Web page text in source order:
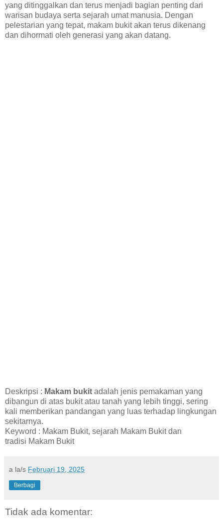
yang ditinggalkan dan terus menjadi bagian penting dari
warisan budaya serta sejarah umat manusia. Dengan
pelestarian yang tepat, makam bukit akan terus dikenang
dan dihormati oleh generasi yang akan datang.
Deskripsi : Makam bukit adalah jenis pemakaman yang
dibangun di atas bukit atau tanah yang lebih tinggi, sering
kali memberikan pandangan yang luas terhadap lingkungan
sekitarnya.
Keyword : Makam Bukit, sejarah Makam Bukit dan
tradisi Makam Bukit
a la/s Februari 19, 2025
Berbagi
Tidak ada komentar: